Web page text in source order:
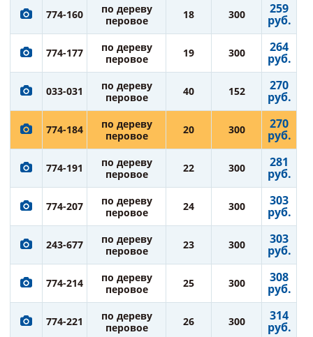
774-160
по дереву
перовое
18 300 259
руб.
774-177
по дереву
перовое
19 300 264
руб.
033-031
по дереву
перовое
40 152 270
руб.
774-184
по дереву
перовое
20 300 270
руб.
774-191
по дереву
перовое
22 300 281
руб.
774-207
по дереву
перовое
24 300 303
руб.
243-677
по дереву
перовое
23 300 303
руб.
774-214
по дереву
перовое
25 300 308
руб.
774-221
по дереву
перовое
26 300 314
руб.